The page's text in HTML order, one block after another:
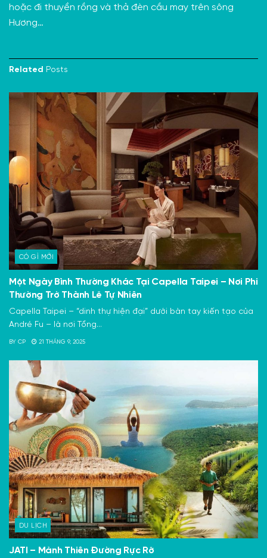
hoặc đi thuyền rồng và thả đèn cầu may trên sông
Hương…
Related Posts
CÓ GÌ MỚI
Một Ngày Bình Thường Khác Tại Capella Taipei – Nơi Phi
Thường Trở Thành Lẽ Tự Nhiên
Capella Taipei – “dinh thự hiện đại” dưới bàn tay kiến tạo của
André Fu – là nơi Tổng...
BY CP 21 THÁNG 9, 2025
DU LỊCH
JATI – Mảnh Thiên Đường Rực Rỡ